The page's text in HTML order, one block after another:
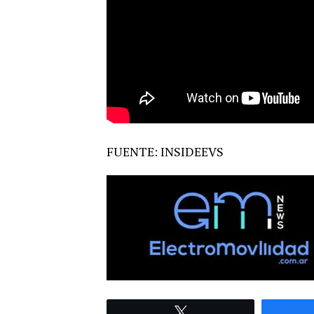
FUENTE: INSIDEEVS